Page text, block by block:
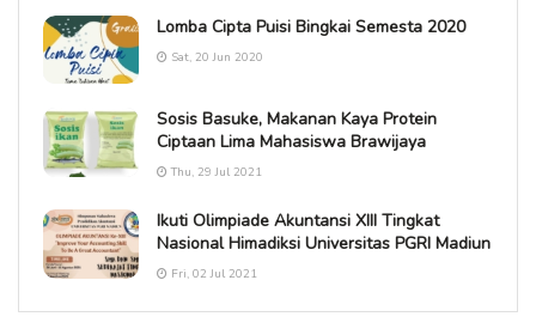
Lomba Cipta Puisi Bingkai Semesta 2020
Sat, 20 Jun 2020
Sosis Basuke, Makanan Kaya Protein
Ciptaan Lima Mahasiswa Brawijaya
Thu, 29 Jul 2021
Ikuti Olimpiade Akuntansi XIII Tingkat
Nasional Himadiksi Universitas PGRI Madiun
Fri, 02 Jul 2021